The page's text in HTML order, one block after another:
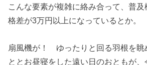
こんな要素が複雑に絡み合って、普
格差が3万円以上になっているとか。
扇風機が！ ゆったりと回る羽根を眺
ととお昼寝をした遠い日のおともが